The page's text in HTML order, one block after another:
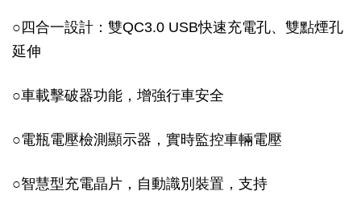
○ 四合一設計：雙QC3.0 USB快速充電孔、雙點煙孔
延伸
○車載擊破器功能，增強行車安全
○電瓶電壓檢測顯示器，實時監控車輛電壓
○智慧型充電晶片，自動識別裝置，支持